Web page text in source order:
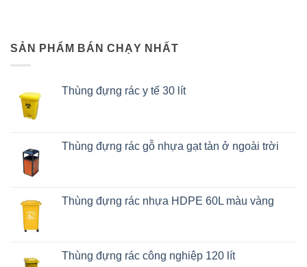
SẢN PHẨM BÁN CHẠY NHẤT
Thùng đựng rác y tế 30 lít
Thùng đựng rác gỗ nhựa gạt tàn ở ngoài trời
Thùng đựng rác nhựa HDPE 60L màu vàng
Thùng đựng rác công nghiệp 120 lít